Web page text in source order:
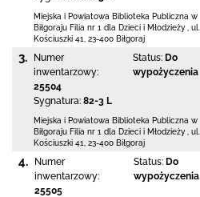
Miejska i Powiatowa Biblioteka Publiczna w
Biłgoraju Filia nr 1 dla Dzieci i Młodzieży, ul.
Kościuszki 41
23-400 Biłgoraj
3.
Numer
inwentarzowy:
25504
Sygnatura: 82-3 L
Status: Do
wypożyczenia
Miejska i Powiatowa Biblioteka Publiczna w
Biłgoraju Filia nr 1 dla Dzieci i Młodzieży
ul.
Kościuszki 41
23-400 Biłgoraj
4.
Numer
inwentarzowy:
25505
Status: Do
wypożyczenia